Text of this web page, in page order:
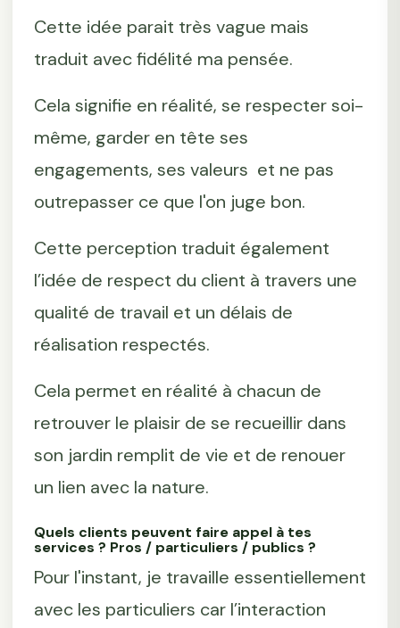
Cette idée parait très vague mais
traduit avec fidélité ma pensée.
Cela signifie en réalité, se respecter soi-
même, garder en tête ses
engagements, ses valeurs et ne pas
outrepasser ce que l'on juge bon.
Cette perception traduit également
l’idée de respect du client à travers une
qualité de travail et un délais de
réalisation respectés.
Cela permet en réalité à chacun de
retrouver le plaisir de se recueillir dans
son jardin remplit de vie et de renouer
un lien avec la nature.
Quels clients peuvent faire appel à tes
services ? Pros / particuliers / publics ?
Pour l'instant, je travaille essentiellement
avec les particuliers car l’interaction